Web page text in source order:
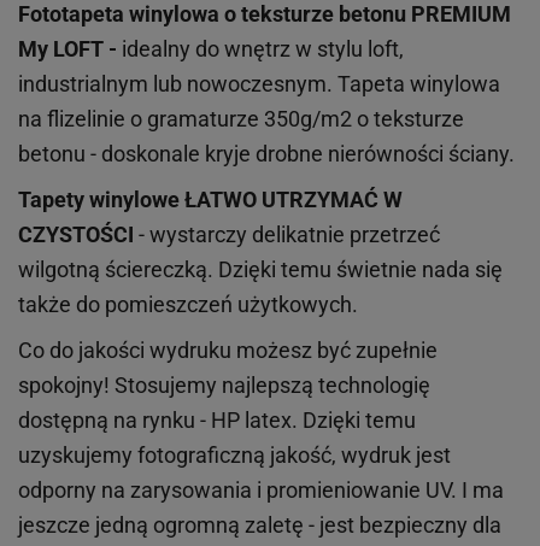
Fototapeta winylowa oteksturze betonu PREMIUM
My LOFT - idealny do wnętrz w stylu loft,
industrialnym lub nowoczesnym. Tapeta winylowa
na flizelinie o gramaturze 350g/m2 o teksturze
betonu - doskonale kryje drobne nierówności ściany.
Tapety winyloweŁATWO UTRZYMAĆ W
CZYSTOŚCI - wystarczy delikatnie przetrzeć
wilgotną ściereczką. Dzięki temu świetnie nada się
także do pomieszczeń użytkowych.
Co do jakości wydruku możesz być zupełnie
spokojny! Stosujemy najlepszą technologię
dostępną na rynku - HP latex. Dzięki temu
uzyskujemy fotograficzną jakość, wydruk jest
odporny na zarysowania i promieniowanie UV. I ma
jeszcze jedną ogromną zaletę - jest bezpieczny dla